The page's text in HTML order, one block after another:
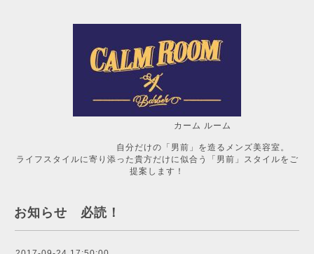
カーム ルーム
自分だけの「男前」を造るメンズ美容室。
ライフスタイルに寄り添った貴方だけに似合う「男前」スタイルをご
提案します！
お知らせ 必読！